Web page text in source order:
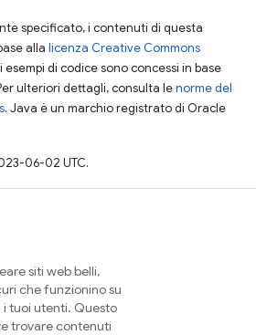
specificato, i contenuti di questa
alla licenza Creative Commons
esempi di codice sono concessi in base
ulteriori dettagli, consulta lenorme del
. Java è un marchio registrato di Oracle
06-02 UTC.
siti web belli,
che funzionino su
tuoi utenti. Questo
trovare contenuti